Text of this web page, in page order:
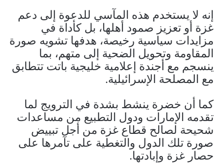
إنه لا يستخدم هذه المآسي للدعوة إلى دعم
غزة أو تعزيز صمود أهلها، بل كأداة في
مزايدات سياسية رخيصة، هدفها تشويه صورة
المقاومة وتحويل الضحية إلى متهم، بما
ينسجم مع أجندة إعلامية خليجية باتت تتطابق
مع المصلحة الإسرائيلية.
كما أن خضرة ينشط بشدة في الترويج لما
تقدمه الإمارات ودول التطبيع من مساعدات
شحيحة لصالح قطاع غزة من أجل تبييض
صورة تلك الدول والتغطية على تآمرها على
حصار غزة وإبادتها.